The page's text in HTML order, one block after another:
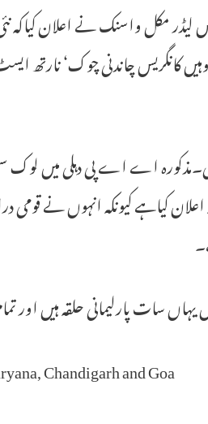
لیڈر مکل واسنک نے اعلان کیاکہ
کانگریس چاندنی چوک‘ نارتھ
اے اے پی دہلی میں لوک
کیاہے کیونکہ انہوں نے قومی
سات پارلیمانی حلقہ ہیں اور تمام پر بی جے
Chandigarh and Goa